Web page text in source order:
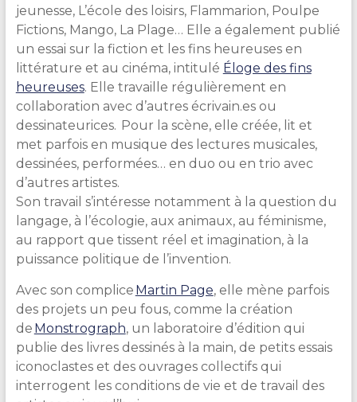
jeunesse, L’école des loisirs, Flammarion, Poulpe
Fictions, Mango, La Plage… Elle a également publié
un essai sur la fiction et les fins heureuses en
littérature et au cinéma, intitulé Éloge des fins
heureuses. Elle travaille régulièrement en
collaboration avec d’autres écrivain.es ou
dessinateurices. Pour la scène, elle créée, lit et
met parfois en musique des lectures musicales,
dessinées, performées… en duo ou en trio avec
d’autres artistes.
Son travail s’intéresse notamment à la question du
langage, à l’écologie, aux animaux, au féminisme,
au rapport que tissent réel et imagination, à la
puissance politique de l’invention.
Avec son complice Martin Page, elle mène parfois
des projets un peu fous, comme la création
de Monstrograph, un laboratoire d’édition qui
publie des livres dessinés à la main, de petits essais
iconoclastes et des ouvrages collectifs qui
interrogent les conditions de vie et de travail des